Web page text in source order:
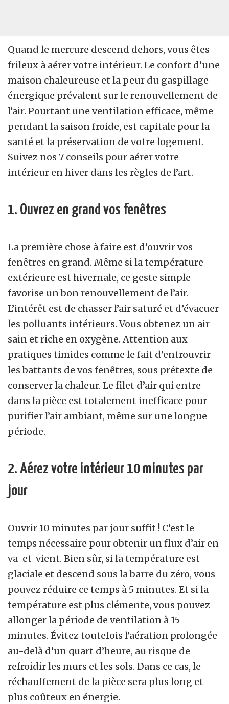
Quand le mercure descend dehors, vous êtes
frileux à aérer votre intérieur. Le confort d’une
maison chaleureuse et la peur du gaspillage
énergique prévalent sur le renouvellement de
l’air. Pourtant une ventilation efficace, même
pendant la saison froide, est capitale pour la
santé et la préservation de votre logement.
Suivez nos 7 conseils pour aérer votre
intérieur en hiver dans les règles de l’art.
1. Ouvrez en grand vos fenêtres
La première chose à faire est d’ouvrir vos
fenêtres en grand. Même si la température
extérieure est hivernale, ce geste simple
favorise un bon renouvellement de l’air.
L’intérêt est de chasser l’air saturé et d’évacuer
les polluants intérieurs. Vous obtenez un air
sain et riche en oxygène. Attention aux
pratiques timides comme le fait d’entrouvrir
les battants de vos fenêtres, sous prétexte de
conserver la chaleur. Le filet d’air qui entre
dans la pièce est totalement inefficace pour
purifier l’air ambiant, même sur une longue
période.
2. Aérez votre intérieur 10 minutes par
jour
Ouvrir 10 minutes par jour suffit ! C’est le
temps nécessaire pour obtenir un flux d’air en
va-et-vient. Bien sûr, si la température est
glaciale et descend sous la barre du zéro, vous
pouvez réduire ce temps à 5 minutes. Et si la
température est plus clémente, vous pouvez
allonger la période de ventilation à 15
minutes. Évitez toutefois l’aération prolongée
au-delà d’un quart d’heure, au risque de
refroidir les murs et les sols. Dans ce cas, le
réchauffement de la pièce sera plus long et
plus coûteux en énergie.